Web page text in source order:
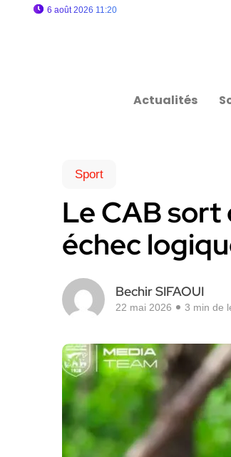
6 août 2026 11:20
Actualités
Sport
Le CAB sort
échec
Bechir SIFAOUI
22 mai 2026 3 min de